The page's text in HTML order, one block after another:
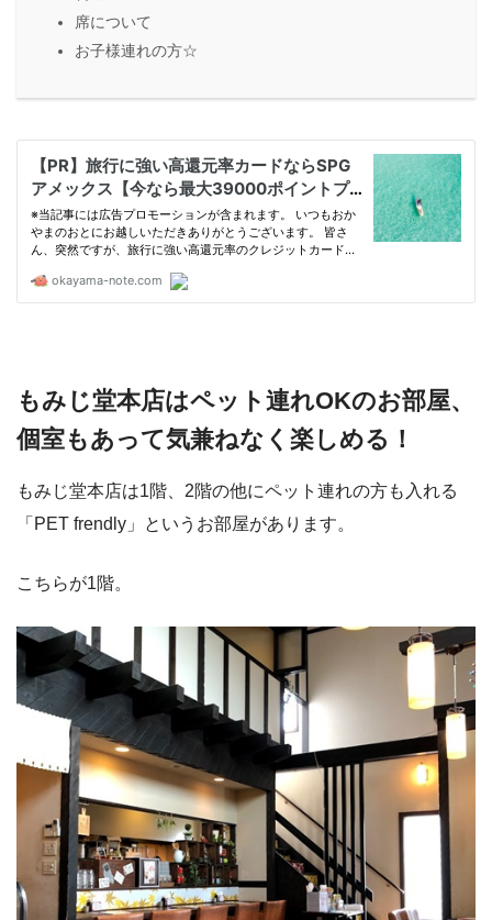
席について
お子様連れの方☆
もみじ堂本店はペット連れOKのお部屋、
個室もあって気兼ねなく楽しめる！
もみじ堂本店は1階、2階の他にペット連れの方も入れる
「PET frendly」というお部屋があります。
こちらが1階。